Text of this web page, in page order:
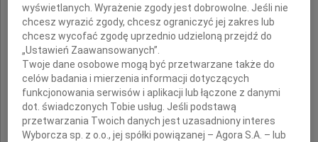
prof. dr hab. inż.
Jan Krysiński
wyświetlanych. Wyrażenie zgody jest dobrowolne. Jeśli nie
chcesz wyrazić zgody, chcesz ograniczyć jej zakres lub
chcesz wycofać zgodę uprzednio udzieloną przejdź do
„Ustawień Zaawansowanych”.
Twoje dane osobowe mogą być przetwarzane także do
celów badania i mierzenia informacji dotyczących
funkcjonowania serwisów i aplikacji lub łączone z danymi
dot. świadczonych Tobie usług. Jeśli podstawą
przetwarzania Twoich danych jest uzasadniony interes
Wyborcza sp. z o.o., jej spółki powiązanej – Agora S.A. – lub